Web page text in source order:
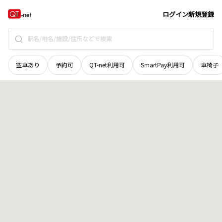
ログイン新規登録
空車あり 予約可 QT-net利用可 SmartPay利用可 車椅子
青森県